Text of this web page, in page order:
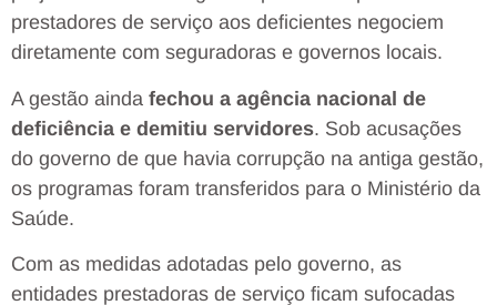
prestadores de serviço aos deficientes negociem
diretamente com seguradoras e governos locais.
A gestão ainda fechou a agência nacional de
deficiência e demitiu servidores. Sob acusações
do governo de que havia corrupção na antiga gestão,
os programas foram transferidos para o Ministério da
Saúde.
Com as medidas adotadas pelo governo, as
entidades prestadoras de serviço ficam sufocadas